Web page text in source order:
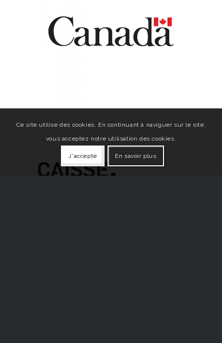
Ce site utilise des cookies. En continuant à naviguer sur le site,
vous acceptez notre utilisation des cookies.
J'accepte En savoir plus